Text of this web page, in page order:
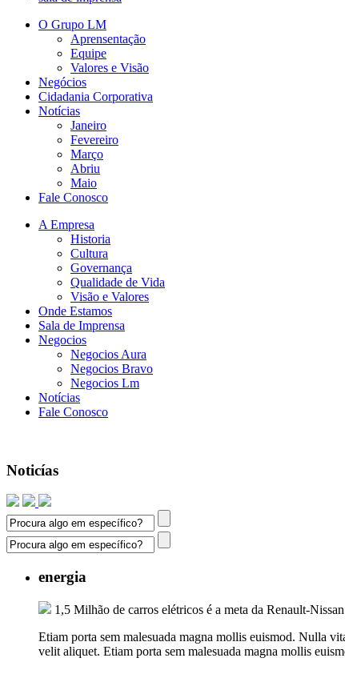
O Grupo LM
Aprensentação
Equipe
Valores e Visão
Negócios
Cidadania Corporativa
Notícias
Janeiro
Fevereiro
Março
Abriu
Maio
Fale Conosco
A Empresa
Historia
Cultura
Governança
Qualidade de Vida
Visão e Valores
Onde Estamos
Sala de Imprensa
Negocios
Negocios Aura
Negocios Bravo
Negocios Lm
Notícias
Fale Conosco
Noticías
energia
1,5 Milhão de carros elétricos é a meta da Renault-Nissan
Etiam porta sem malesuada magna mollis euismod. Nulla
velit aliquet. Etiam porta sem malesuada magna mollis